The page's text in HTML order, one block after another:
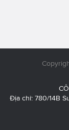
Địa chỉ: 780/14B